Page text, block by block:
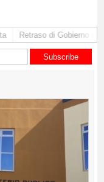
Retraso di Gobierno ta
Subscribe